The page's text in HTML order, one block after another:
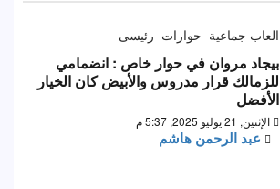
العاب جماعية حوارات رئيسى
بيجاد مروان في حوار خاص : انضمامي
للزمالك قرار مدروس والأبيض كان الخيار
الأفضل
الإثنين, 21 يوليو 2025, 5:37 م
عبد الرحمن هاشم